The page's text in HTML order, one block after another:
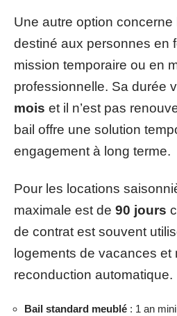
Une autre option concerne
destiné aux personnes en
mission temporaire ou en
professionnelle. Sa durée
mois et il n’est pas
bail offre une solution
engagement à long terme.
Pour les locations
maximale est de 90 jours
de contrat est souvent
logements de vacances et
reconduction automatique.
Bail standard meublé : 1 an